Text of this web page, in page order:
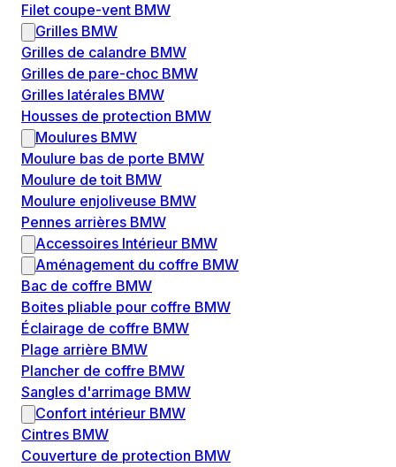
Filet coupe-vent BMW
Grilles BMW
Grilles de calandre BMW
Grilles de pare-choc BMW
Grilles latérales BMW
Housses de protection BMW
Moulures BMW
Moulure bas de porte BMW
Moulure de toit BMW
Moulure enjoliveuse BMW
Pennes arrières BMW
Accessoires Intérieur BMW
Aménagement du coffre BMW
Bac de coffre BMW
Boites pliable pour coffre BMW
Éclairage de coffre BMW
Plage arrière BMW
Plancher de coffre BMW
Sangles d'arrimage BMW
Confort intérieur BMW
Cintres BMW
Couverture de protection BMW